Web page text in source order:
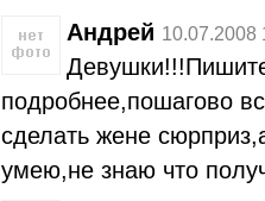
Андрей 10.07.2008
подробнее,пошагово
сделать жене
умею,не знаю что